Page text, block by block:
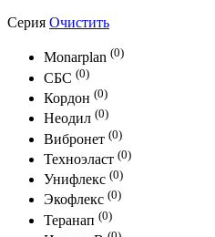
Серия Очистить
Monarplan (0)
СБС (0)
Кордон (0)
Неодил (0)
Вибронет (0)
Техноэласт (0)
Унифлекс (0)
Экофлекс (0)
Теранап (0)